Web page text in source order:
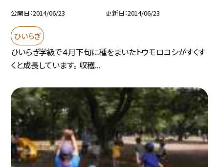
公開日 2014/06/23 更新日 2014/06/23
ひいらぎ
ひいらぎ学級で４月下旬に種をまいたトウモロコシがすくす
くと成長しています。 収穫...